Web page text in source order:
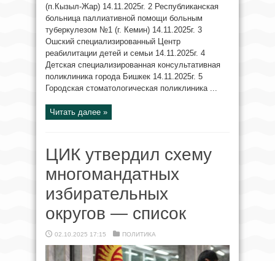
(п.Кызыл-Жар) 14.11.2025г. 2 Республиканская
больница паллиативной помощи больным
туберкулезом №1 (г. Кемин) 14.11.2025г. 3
Ошский специализированный Центр
реабилитации детей и семьи 14.11.2025г. 4
Детская специализированная консультативная
поликлиника города Бишкек 14.11.2025г. 5
Городская стоматологическая поликлиника ...
Читать далее »
ЦИК утвердил схему
многомандатных
избирательных
округов — список
02.10.2025 17:15 ПОЛИТИКА